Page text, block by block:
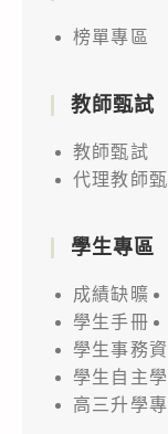
榜單專區
教師甄試
教師甄試
代理教師
學生專區
成績缺曠
學生手冊
學生事務
學生自主
高三升學